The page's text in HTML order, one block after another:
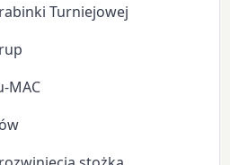
Turniejowej
MAC